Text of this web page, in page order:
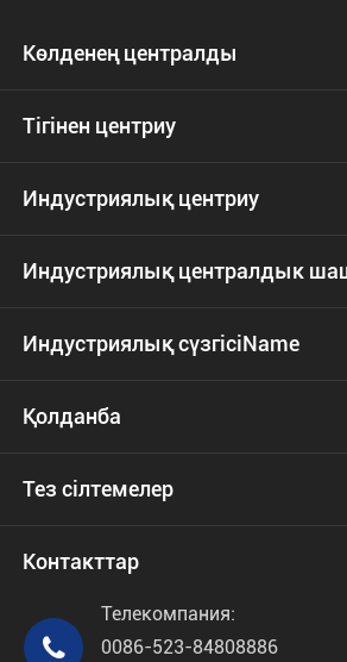
Көлденең централды
Тігінен центриу
Индустриялық центриу
Индустриялық централдык
Индустриялық сүзгісіName
Қолданба
Тез сілтемелер
Контакттар

Телекомпания:
0086-523-84808886